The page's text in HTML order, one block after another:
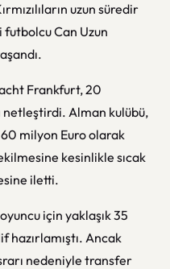
uzun süredir
Can Uzun
Frankfurt, 20
netleştirdi. Alman kulübü,
milyon Euro olarak
kesinlikle sıcak
iletti.
için yaklaşık 35
hazırlamıştı. Ancak
nedeniyle transfer